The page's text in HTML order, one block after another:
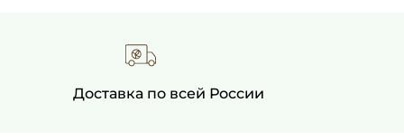
Доставка по всей России